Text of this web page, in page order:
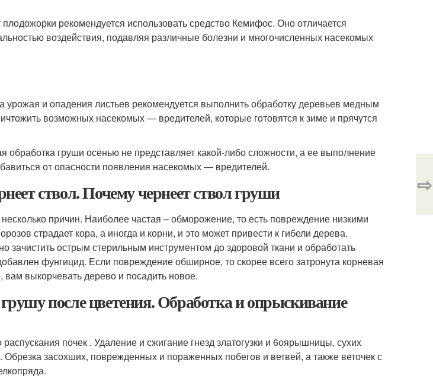
рекомендуется использовать средство Кемифос. Оно отличается
воздействия, подавляя различные болезни и многочисленных насекомых
урожая и опадения листьев рекомендуется выполнить обработку деревьев медным
возможных насекомых — вредителей, которые готовятся к зиме и прячутся
обработка груши осенью не представляет какой-либо сложности, а ее выполнение
от опасности появления насекомых — вредителей.
ствол. Почему чернеет ствол груши
причин. Наиболее частая – обморожение, то есть повреждение низкими
страдает кора, а иногда и корни, и это может привести к гибели дерева.
зачистить острым стерильным инструментом до здоровой ткани и обработать
фунгицид. Если повреждение обширное, то скорее всего затронута корневая
выкорчевать дерево и посадить новое.
после цветения. Обработка и опрыскивание
почек . Удаление и сжигание гнезд златогузки и 6оярышницы, сухих
засохших, поврежденных и пораженных побегов и ветвей, а также веточек с
⇨